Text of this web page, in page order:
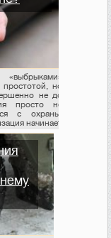
но
не до
просто не
с охраны.
начинает